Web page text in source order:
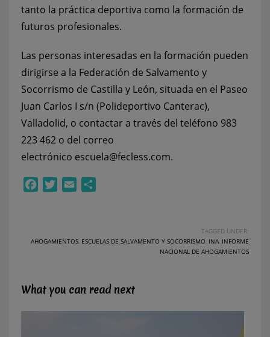
tanto la práctica deportiva como la formación de
futuros profesionales.
Las personas interesadas en la formación pueden
dirigirse a la Federación de Salvamento y
Socorrismo de Castilla y León, situada en el Paseo
Juan Carlos I s/n (Polideportivo Canterac),
Valladolid, o contactar a través del teléfono 983
223 462 o del correo
electrónico escuela@fecless.com.
FacebookTwitterEmail
TAGGED UNDER:
AHOGAMIENTOS, ESCUELAS DE SALVAMENTO Y SOCORRISMO, INA, INFORME
NACIONAL DE AHOGAMIENTOS
What you can read next